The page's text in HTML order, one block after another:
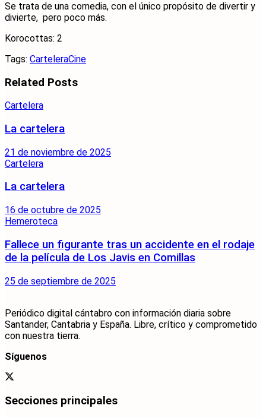
Se trata de una comedia, con el único propósito de divertir y
divierte, pero poco más.
Korocottas: 2
Tags: CarteleraCine
Related Posts
Cartelera
La cartelera
21 de noviembre de 2025
Cartelera
La cartelera
16 de octubre de 2025
Hemeroteca
Fallece un figurante tras un accidente en el rodaje
de la película de Los Javis en Comillas
25 de septiembre de 2025
Periódico digital cántabro con información diaria sobre
Santander, Cantabria y España. Libre, crítico y comprometido
con nuestra tierra.
Síguenos
Secciones principales